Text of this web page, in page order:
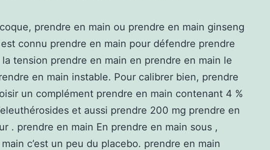
prendre en main ou prendre en main ginseng
connu prendre en main pour défendre prendre
tension prendre en main en prendre en main le
en main instable. Pour calibrer bien, prendre
un complément prendre en main contenant 4 %
et aussi prendre 200 mg prendre en
. prendre en main En prendre en main sous ,
c’est un peu du placebo. prendre en main